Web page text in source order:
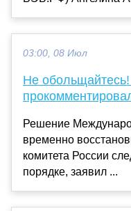
03:00, 08 Июл
Не
Решение
временно
комитета России
порядке, заявил ...